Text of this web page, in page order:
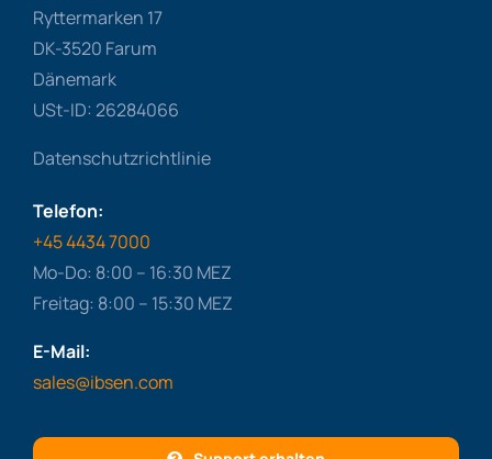
Ryttermarken 17
DK-3520 Farum
Dänemark
USt-ID: 26284066
Datenschutzrichtlinie
Telefon:
+45 4434 7000
Mo-Do: 8:00 – 16:30 MEZ
Freitag: 8:00 – 15:30 MEZ
E-Mail:
sales@ibsen.com